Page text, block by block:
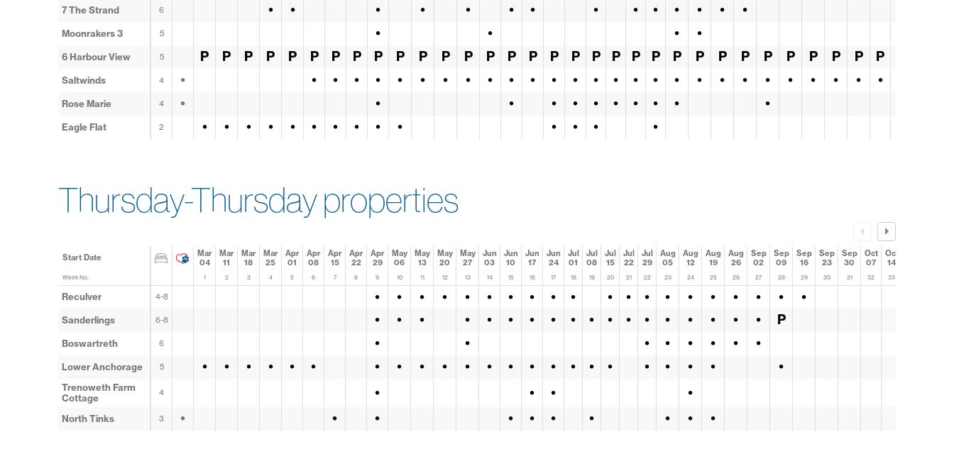
7 The Strand 6 • • • • • • • • • • • • • •
Moonrakers 3 5 • • • •
6 Harbour View 5 P P P P P P P P P P P P P P P P P P P P P P P P P P P P P P P P
Saltwinds 4 • • • • • • • • • • • • • • • • • • • • • • • • • • • •
Rose Marie 4 • • • • • • • • • • •
Eagle Flat 2 • • • • • • • • • • • • • •
Thursday-Thursday properties
Start Date
Mar
04
Mar
11
Mar
18
Mar
25
Apr
01
Apr
08
Apr
15
Apr
22
Apr
29
May
06
May
13
May
20
May
27
Jun
03
Jun
10
Jun
17
Jun
24
Jul
01
Jul
08
Jul
15
Jul
22
Jul
29
Aug
05
Aug
12
Aug
19
Aug
26
Sep
02
Sep
09
Sep
16
Sep
23
Sep
30
Oct
07
Oct
14
Week No. 1 2 3 4 5 6 7 8 9 10 11 12 13 14 15 16 17 18 19 20 21 22 23 24 25 26 27 28 29 30 31 32 33
Reculver 4-8 • • • • • • • • • • • • • • • • • • • •
Sanderlings 6-8 • • • • • • • • • • • • • • • • • • P
Boswartreth 6 • • • • • • • •
Lower Anchorage 5 • • • • • • • • • • • • • • • • • • • • • • •
Trenoweth Farm
Cottage
4 • • • •
North Tinks 3 • • • • • • • • • •